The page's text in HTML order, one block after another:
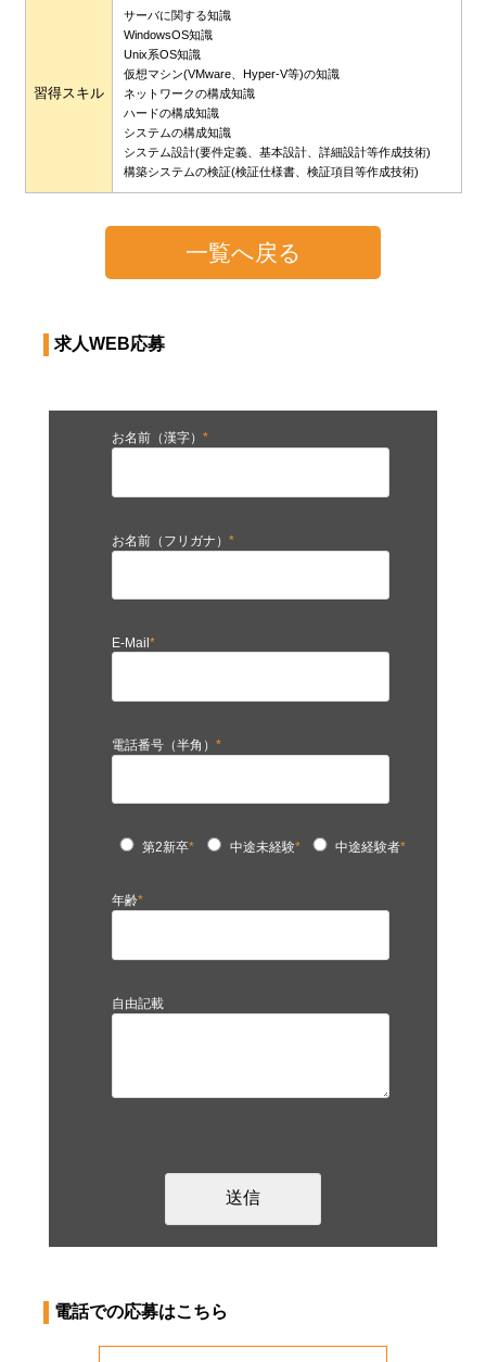
習得スキル
サーバに関する知識
WindowsOS知識
Unix系OS知識
仮想マシン(VMware、Hyper-V等)の知識
ネットワークの構成知識
ハードの構成知識
システムの構成知識
システム設計(要件定義、基本設計、詳細設計等作成技術)
構築システムの検証(検証仕様書、検証項目等作成技術)
一覧へ戻る
求人WEB応募
お名前（漢字） *
お名前（フリガナ） *
E-Mail *
電話番号（半角） *
第2新卒* 中途未経験* 中途経験者*
年齢*
自由記載
電話での応募はこちら